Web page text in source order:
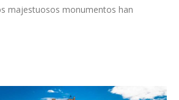
majestuosos monumentos han